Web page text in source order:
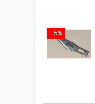
-5%